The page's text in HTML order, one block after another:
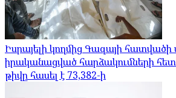
Իսրայելի կողմից Գազայի հատվածի
իրականացված հարձակումների
թիվը հասել է 73,382-ի